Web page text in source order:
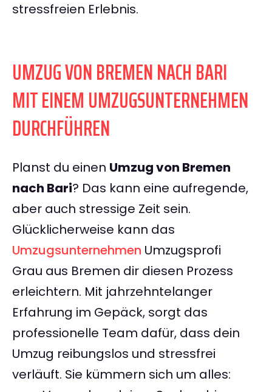
stressfreien Erlebnis.
UMZUG VON BREMEN NACH BARI
MIT EINEM UMZUGSUNTERNEHMEN
DURCHFÜHREN
Planst du einen Umzug von Bremen
nach Bari? Das kann eine aufregende,
aber auch stressige Zeit sein.
Glücklicherweise kann das
Umzugsunternehmen Umzugsprofi
Grau aus Bremen dir diesen Prozess
erleichtern. Mit jahrzehntelanger
Erfahrung im Gepäck, sorgt das
professionelle Team dafür, dass dein
Umzug reibungslos und stressfrei
verläuft. Sie kümmern sich um alles: